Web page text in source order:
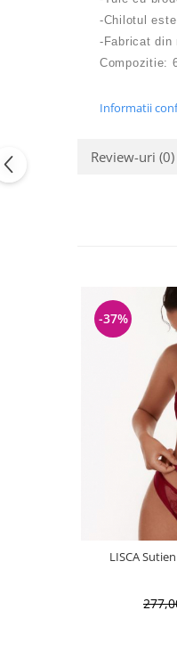
-Chilotul
-Fabricat din
Compozitie:
Informatii
Review-uri (0)
-37%
LISCA